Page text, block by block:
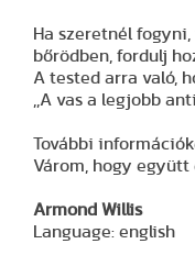
Ha szeretnél
bőrödben, fordulj
A tested arra való,
,,A vas a legjobb
További
Várom, hogy együtt
Armond Willis
Language: english